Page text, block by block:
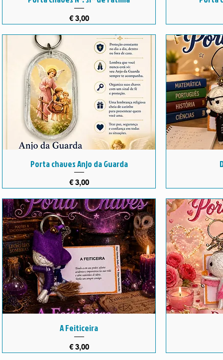
Preço
€ 3,00
Porta chaves Anjo da Guarda
Preço
€ 3,00
A Feiticeira
Preço
€ 3,00